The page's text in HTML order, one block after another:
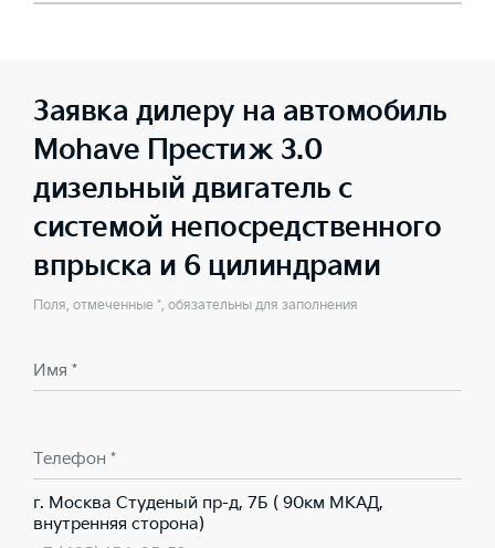
Заявка дилеру на автомобиль
Mohave Престиж 3.0
дизельный двигатель с
системой непосредственного
впрыска и 6 цилиндрами
Поля, отмеченные *, обязательны для заполнения
Имя *
Телефон *
г. Москва Студеный пр-д, 7Б ( 90км МКАД,
внутренняя сторона)